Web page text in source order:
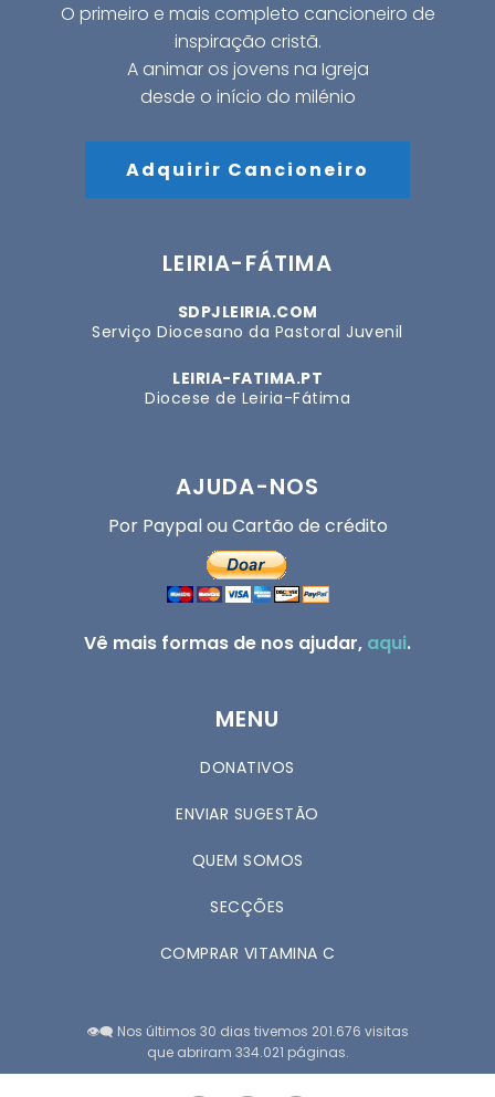
O primeiro e mais completo cancioneiro de
inspiração cristã.
A animar os jovens na Igreja
desde o início do milénio
Adquirir Cancioneiro
LEIRIA-FÁTIMA
SDPJLEIRIA.COM
Serviço Diocesano da Pastoral Juvenil
LEIRIA-FATIMA.PT
Diocese de Leiria-Fátima
AJUDA-NOS
Por Paypal ou Cartão de crédito
Vê mais formas de nos ajudar, aqui.
MENU
DONATIVOS
ENVIAR SUGESTÃO
QUEM SOMOS
SECÇÕES
COMPRAR VITAMINA C
👁️‍🗨️ Nos últimos 30 dias tivemos 201.676 visitas
que abriram 334.021 páginas.